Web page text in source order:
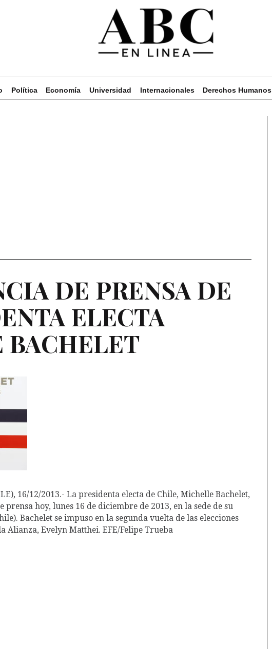
Política Economía Universidad Internacionales Derechos Humanos
DE PRENSA DE
ELECTA
BACHELET
16/12/2013.- La presidenta electa de Chile, Michelle Bachelet,
hoy, lunes 16 de diciembre de 2013, en la sede de su
Bachelet se impuso en la segunda vuelta de las elecciones
Alianza, Evelyn Matthei. EFE/Felipe Trueba